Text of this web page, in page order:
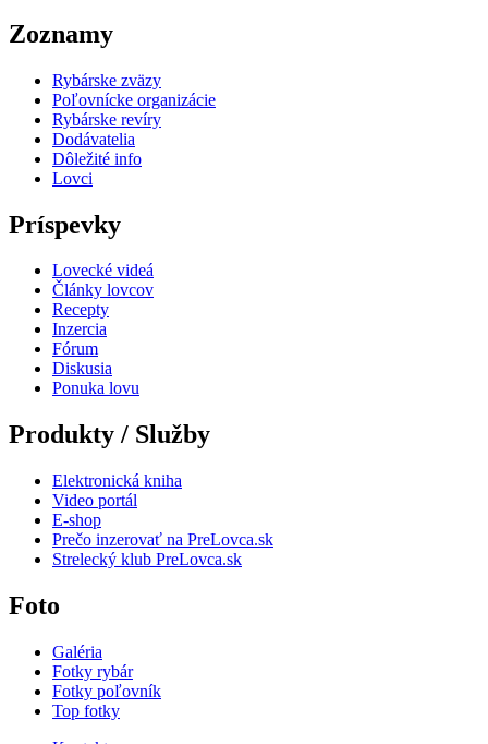
Zoznamy
Rybárske zväzy
Poľovnícke organizácie
Rybárske revíry
Dodávatelia
Dôležité info
Lovci
Príspevky
Lovecké videá
Články lovcov
Recepty
Inzercia
Fórum
Diskusia
Ponuka lovu
Produkty / Služby
Elektronická kniha
Video portál
E-shop
Prečo inzerovať na PreLovca.sk
Strelecký klub PreLovca.sk
Foto
Galéria
Fotky rybár
Fotky poľovník
Top fotky